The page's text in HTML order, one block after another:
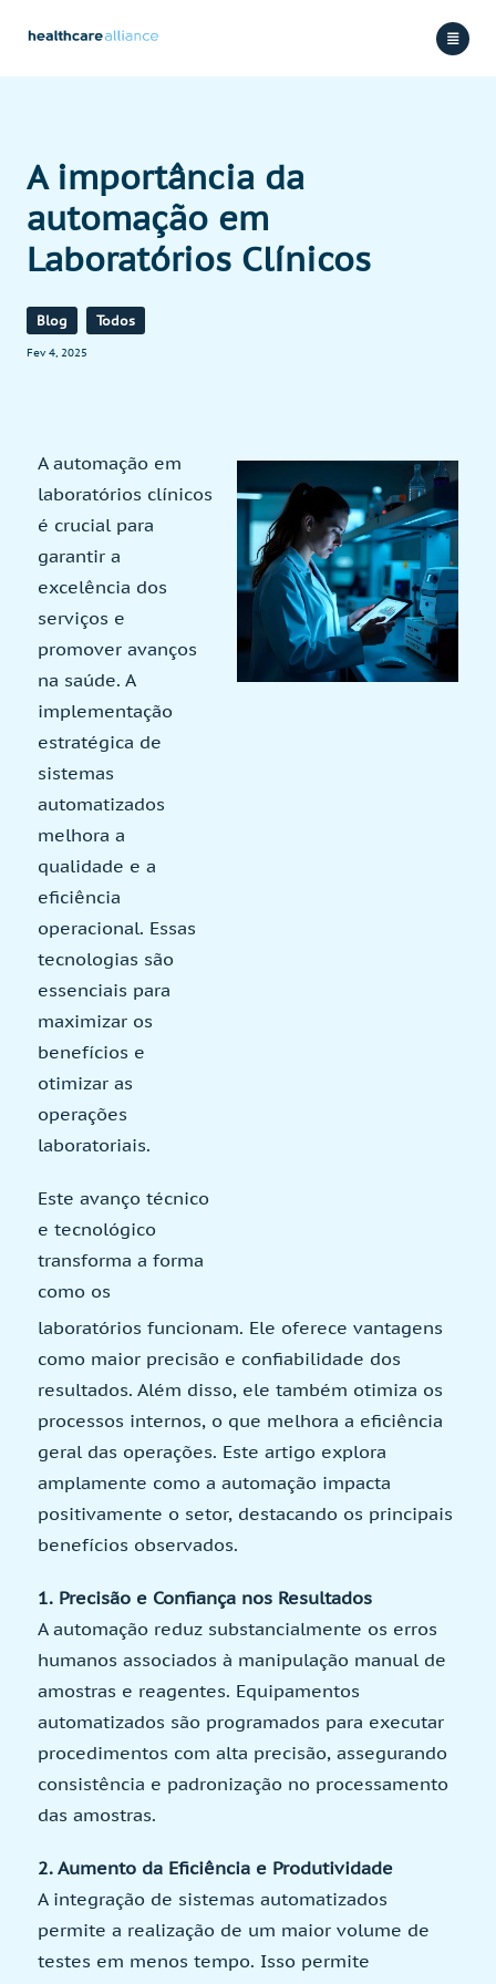
A importância da
automação em
Laboratórios Clínicos
Blog Todos
Fev 4, 2025
A automação em
laboratórios clínicos
é crucial para
garantir a
excelência dos
serviços e
promover avanços
na saúde. A
implementação
estratégica de
sistemas
automatizados
melhora a
qualidade e a
eficiência
operacional. Essas
tecnologias são
essenciais para
maximizar os
benefícios e
otimizar as
operações
laboratoriais.
Este avanço técnico
e tecnológico
transforma a forma
como os
laboratórios funcionam. Ele oferece vantagens
como maior precisão e confiabilidade dos
resultados. Além disso, ele também otimiza os
processos internos, o que melhora a eficiência
geral das operações. Este artigo explora
amplamente como a automação impacta
positivamente o setor, destacando os principais
benefícios observados.
1. Precisão e Confiança nos Resultados
A automação reduz substancialmente os erros
humanos associados à manipulação manual de
amostras e reagentes. Equipamentos
automatizados são programados para executar
procedimentos com alta precisão, assegurando
consistência e padronização no processamento
das amostras.
2. Aumento da Eficiência e Produtividade
A integração de sistemas automatizados
permite a realização de um maior volume de
testes em menos tempo. Isso permite